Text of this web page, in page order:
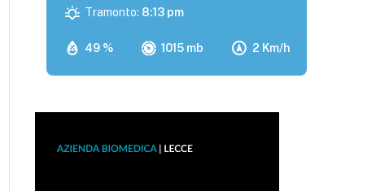
49 % 1015 mb 2 Km/h
Tramonto: 8:13 pm